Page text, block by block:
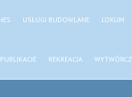
USŁUGI BUDOWLANE LOKUM
PUBLIKACJE REKREACJA